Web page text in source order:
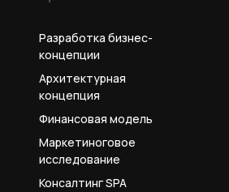
Разработка бизнес-
концепции
Архитектурная
концепция
Финансовая модель
Маркетиноговое
исследование
Консалтинг SPA